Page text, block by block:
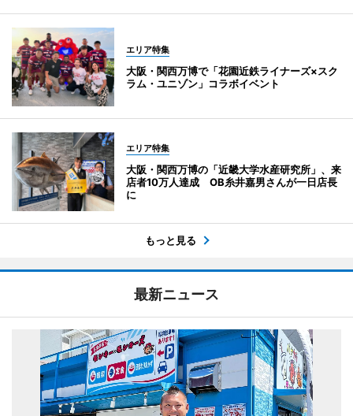
エリア特集
大阪・関西万博で「花園近鉄ライナーズ×スク
ラム・ユニゾン」コラボイベント
エリア特集
大阪・関西万博の「近畿大学水産研究所」、来
店者10万人達成 OB糸井嘉男さんが一日店長
に
もっと見る
最新ニュース